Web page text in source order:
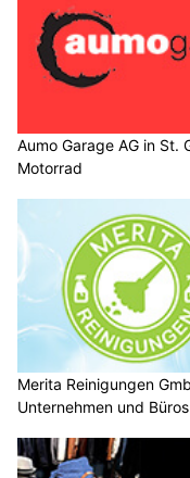
Aumo Garage AG in St.
Motorrad
Merita Reinigungen
Unternehmen und Büros